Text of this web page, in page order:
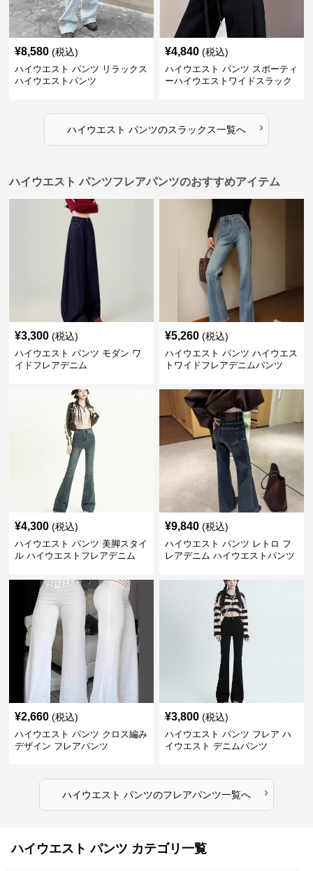
¥8,580 (税込)
ハイウエスト パンツ リラックス
ハイウエストパンツ
¥4,840 (税込)
ハイウエスト パンツ スポーティ
ーハイウエストワイドスラック
ハイウエスト パンツのスラックス一覧へ ›
ハイウエスト パンツフレアパンツのおすすめアイテム
¥3,300 (税込)
ハイウエスト パンツ モダン ワ
イドフレアデニム
¥5,260 (税込)
ハイウエスト パンツ ハイウエス
トワイドフレアデニムパンツ
¥4,300 (税込)
ハイウエスト パンツ 美脚スタイ
ル ハイウエストフレアデニム
¥9,840 (税込)
ハイウエスト パンツ レトロ フ
レアデニム ハイウエストパンツ
¥2,660 (税込)
ハイウエスト パンツ クロス編み
デザイン フレアパンツ
¥3,800 (税込)
ハイウエスト パンツ フレア ハ
イウエスト デニムパンツ
ハイウエスト パンツのフレアパンツ一覧へ ›
ハイウエスト パンツ カテゴリ一覧